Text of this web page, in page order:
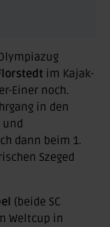
im Kajak-
Einer noch.
in den
und
dann beim 1.
Szeged
(beide SC
Weltcup in